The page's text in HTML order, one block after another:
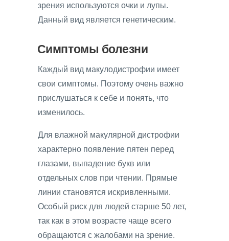
зрения используются очки и лупы.
Данный вид является генетическим.
Симптомы болезни
Каждый вид макулодистрофии имеет
свои симптомы. Поэтому очень важно
прислушаться к себе и понять, что
изменилось.
Для влажной макулярной дистрофии
характерно появление пятен перед
глазами, выпадение букв или
отдельных слов при чтении. Прямые
линии становятся искривленными.
Особый риск для людей старше 50 лет,
так как в этом возрасте чаще всего
обращаются с жалобами на зрение.